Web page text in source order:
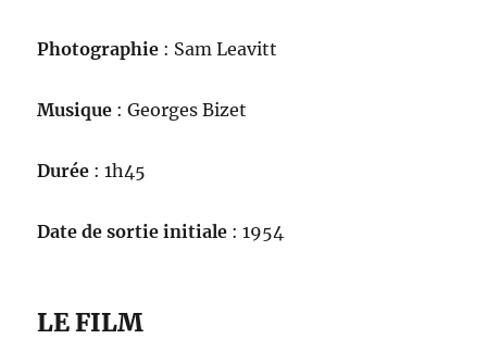
Photographie : Sam Leavitt
Musique : Georges Bizet
Durée : 1h45
Date de sortie initiale : 1954
LE FILM